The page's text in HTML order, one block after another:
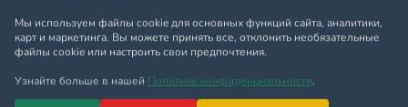
файлы cookie или настроить свои предпочтения.
Узнайте больше в нашейПолитике конфиденциальности
Принять все Отклонить все
Только необходимые